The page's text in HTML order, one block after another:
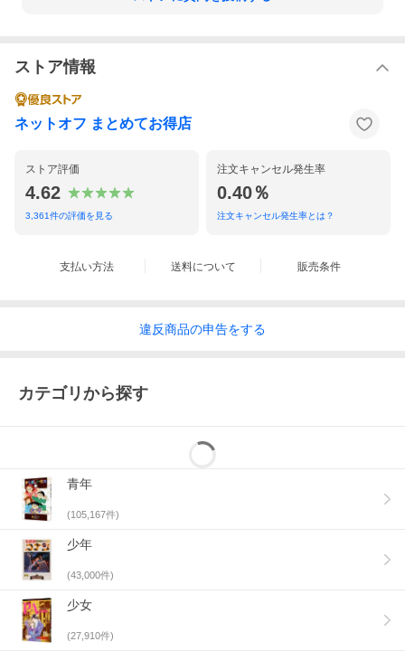
ストア情報
ネットオフ まとめてお得店
ストア評価
4.62
3,361件の評価を見る
注文キャンセル発生率
0.40％
注文キャンセル発生率とは？
支払い方法 送料について 販売条件
違反商品の申告をする
カテゴリから探す
青年
(105,167件)
少年
(43,000件)
少女
(27,910件)